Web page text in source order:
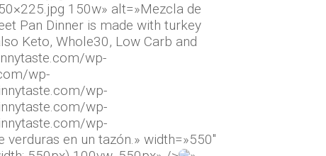
150w» alt=»Mezcla de
Pan Dinner is made with turkey
Keto, Whole30, Low Carb and
wp-
wp-
wp-
wp-
wp-
en un tazón.» width=»550″